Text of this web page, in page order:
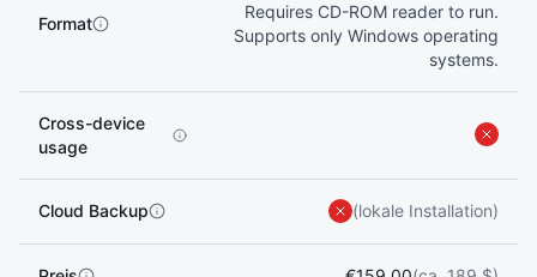
Format
Requires CD-ROM reader to run.
Supports only Windows operating
systems.
Cross-device
usage
Cloud Backup (lokale Installation)